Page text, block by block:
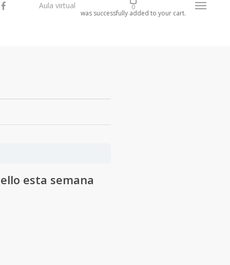
facebookinstagram
Aula virtual 0
was successfully added to your cart.
Menu
esta semana